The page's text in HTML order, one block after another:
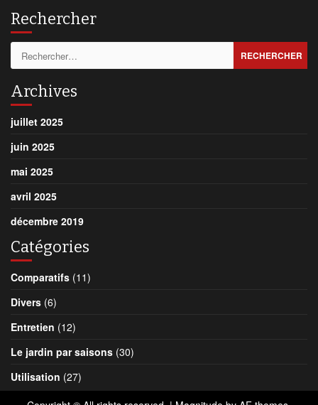
Rechercher
Archives
juillet 2025
juin 2025
mai 2025
avril 2025
décembre 2019
Catégories
Comparatifs (11)
Divers (6)
Entretien (12)
Le jardin par saisons (30)
Utilisation (27)